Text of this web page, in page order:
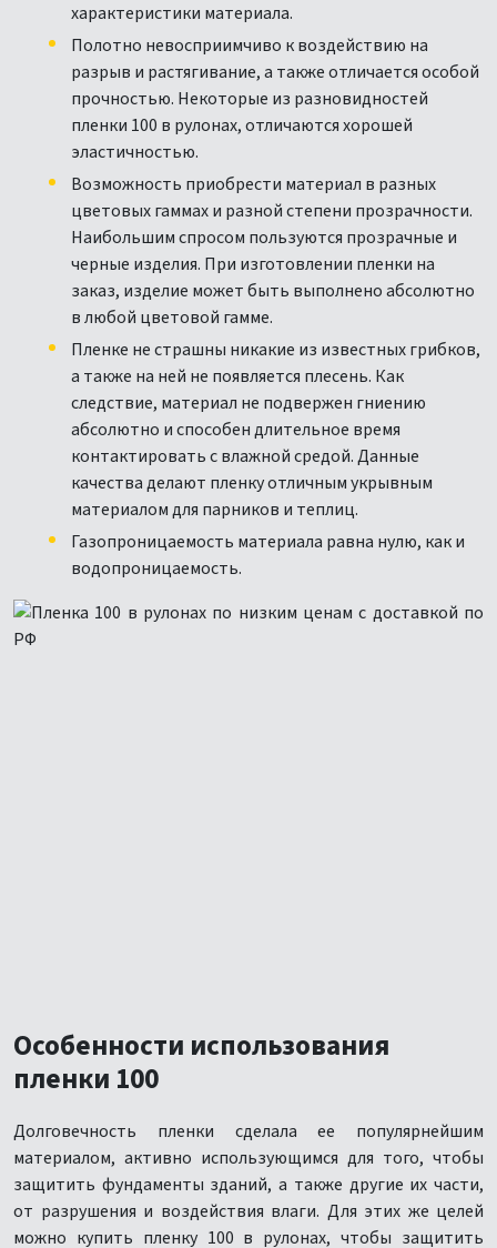
характеристики материала.
Полотно невосприимчиво к воздействию на
разрыв и растягивание, а также отличается особой
прочностью. Некоторые из разновидностей
пленки 100 в рулонах, отличаются хорошей
эластичностью.
Возможность приобрести материал в разных
цветовых гаммах и разной степени прозрачности.
Наибольшим спросом пользуются прозрачные и
черные изделия. При изготовлении пленки на
заказ, изделие может быть выполнено абсолютно
в любой цветовой гамме.
Пленке не страшны никакие из известных грибков,
а также на ней не появляется плесень. Как
следствие, материал не подвержен гниению
абсолютно и способен длительное время
контактировать с влажной средой. Данные
качества делают пленку отличным укрывным
материалом для парников и теплиц.
Газопроницаемость материала равна нулю, как и
водопроницаемость.
Особенности использования
пленки 100
Долговечность пленки сделала ее популярнейшим
материалом, активно использующимся для того, чтобы
защитить фундаменты зданий, а также другие их части,
от разрушения и воздействия влаги. Для этих же целей
можно купить пленку 100 в рулонах, чтобы защитить